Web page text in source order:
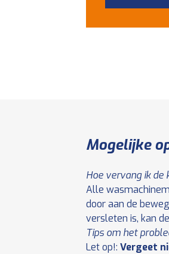
Mogelijke
Hoe vervang ik de
Alle
door aan de
versleten is, kan
Tips om het
Let op!: Vergeet